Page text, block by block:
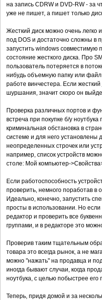
на запись CDRW и DVD-RW - за
уже не пишет, а пишет только
Жесткий диск можно очень
под DOS и достаточно сложны в
запустить windows совместимую
состояние жесткого диска. Про
пользователь потеряется в
нибудь объемную папку или файл
работе винчестера. Если
шуршания, значит скоро он
Проверка различных портов и
встреча при покупке б/у
криминальная обстановка в
системе и для него установлены
неопределенных строчек или
например, список устройств
столе: Мой компьютер-
Если работоспособность
проверить, немного поработав в
Идеально, конечно, запустить
просты в использовании. Но
редактор и проверить все
группами, и в редакторе это
Проверив таким тщательным
товара это всегда рынок, а не
можно "нажать" на продавца и
иногда бывают случаи, когда
ноутбука, с целью побыстрее его
Теперь, придя домой и за